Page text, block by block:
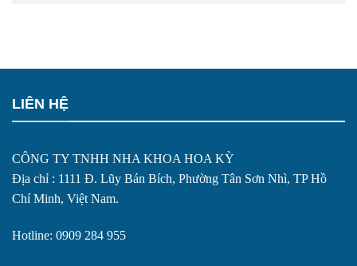
LIÊN HỆ
CÔNG TY TNHH NHA KHOA HOA KỲ
Địa chỉ : 1111 Đ. Lũy Bán Bích, Phường Tân Sơn Nhì, TP Hồ
Chí Minh, Việt Nam.
Hotline: 0909 284 955